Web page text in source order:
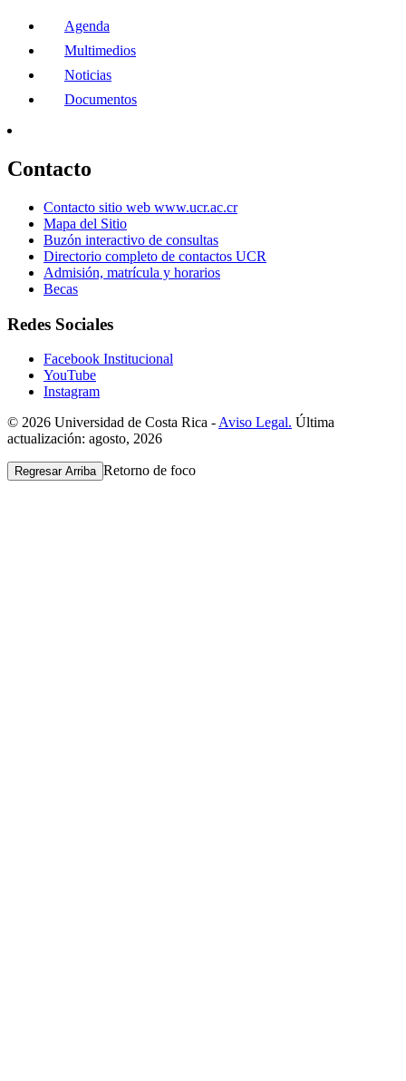
Agenda
Multimedios
Noticias
Documentos
Contacto
Contacto sitio web www.ucr.ac.cr
Mapa del Sitio
Buzón interactivo de consultas
Directorio completo de contactos UCR
Admisión, matrícula y horarios
Becas
Redes Sociales
Facebook Institucional
YouTube
Instagram
© 2026 Universidad de Costa Rica - Aviso Legal. Última
actualización: agosto, 2026
Regresar Arriba Retorno de foco